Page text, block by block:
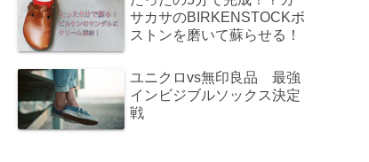
サカサのBIRKENSTOCKボ
ストンを磨いて蘇らせる！
ユニクロvs無印良品 最強
インビジブルソックス決定
戦